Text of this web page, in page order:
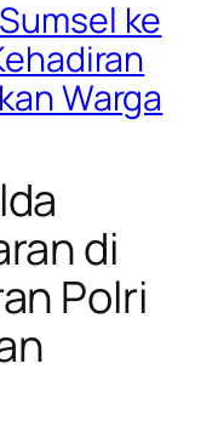
ke
Warga
di
Polri